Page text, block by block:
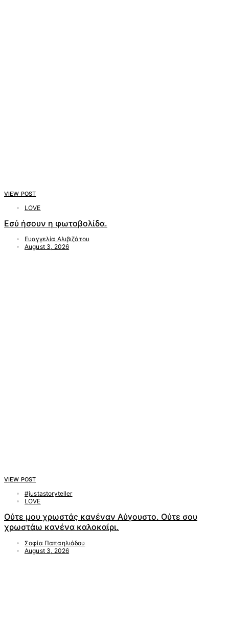
VIEW POST
LOVE
Εσύ ήσουν η φωτοβολίδα.
Ευαγγελία Αλιβιζάτου
August 3, 2026
VIEW POST
#justastoryteller
LOVE
Ούτε μου χρωστάς κανέναν Αύγουστο. Ούτε σου
χρωστάω κανένα καλοκαίρι.
Σοφία Παπαηλιάδου
August 3, 2026